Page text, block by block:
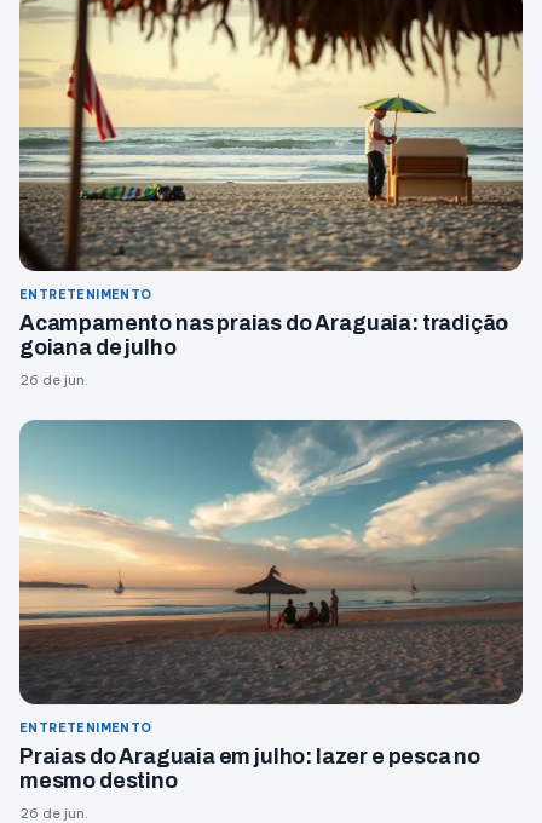
ENTRETENIMENTO
Acampamento nas praias do Araguaia: tradição
goiana de julho
26 de jun.
ENTRETENIMENTO
Praias do Araguaia em julho: lazer e pesca no
mesmo destino
26 de jun.